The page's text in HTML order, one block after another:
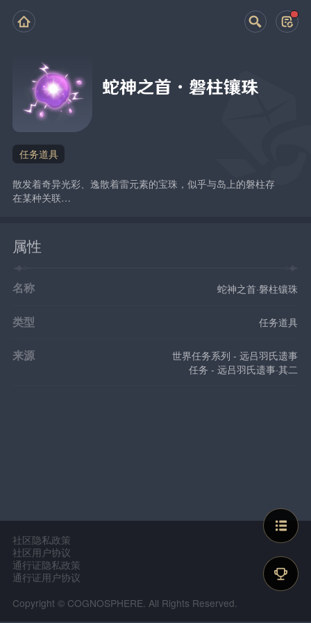
蛇神之首·磐柱镶珠
任务道具
散发着奇异光彩、逸散着雷元素的宝珠，似乎与岛上的磐柱存
在某种关联…
属性
名称 蛇神之首·磐柱镶珠
类型 任务道具
来源
世界任务系列 - 远吕羽氏遗事
任务 - 远吕羽氏遗事·其二
社区隐私政策
社区用户协议
通行证隐私政策
通行证用户协议
Copyright © COGNOSPHERE. All Rights Reserved.